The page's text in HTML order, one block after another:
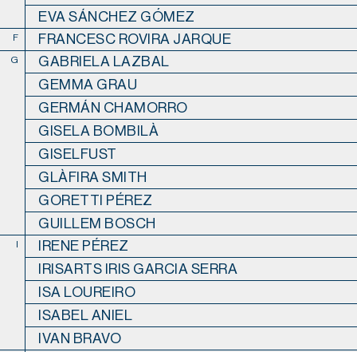
EVA SÁNCHEZ GÓMEZ
F FRANCESC ROVIRA JARQUE
G
GABRIELA LAZBAL
GEMMA GRAU
GERMÁN CHAMORRO
GISELA BOMBILÀ
GISELFUST
GLÀFIRA SMITH
GORETTI PÉREZ
GUILLEM BOSCH
I
IRENE PÉREZ
IRISARTS IRIS GARCIA SERRA
ISA LOUREIRO
ISABEL ANIEL
IVAN BRAVO